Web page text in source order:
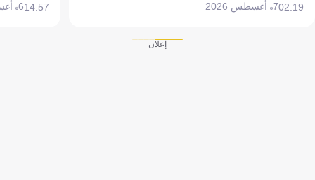
02:197 أغسطس 2026 14:576 أغسطس 2026
إعلان